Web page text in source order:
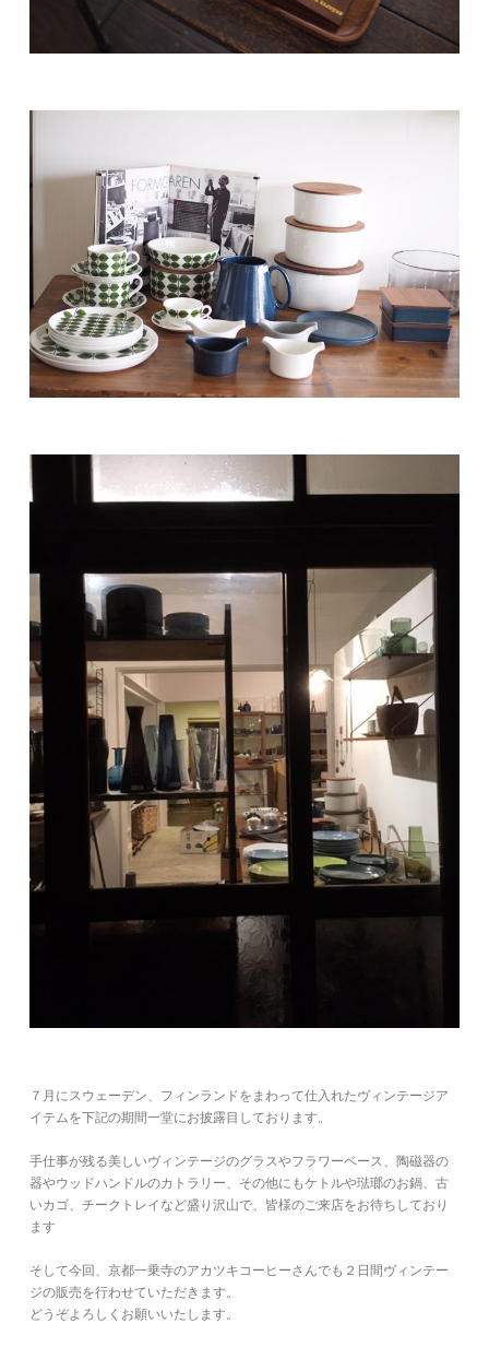
７月にスウェーデン、フィンランドをまわって仕入れたヴィンテージア
イテムを下記の期間一堂にお披露目しております。
手仕事が残る美しいヴィンテージのグラスやフラワーベース、陶磁器の
器やウッドハンドルのカトラリー、その他にもケトルや琺瑯のお鍋、古
いカゴ、チークトレイなど盛り沢山で、皆様のご来店をお待ちしており
ます
そして今回、京都一乗寺のアカツキコーヒーさんでも２日間ヴィンテー
ジの販売を行わせていただきます。
どうぞよろしくお願いいたします。